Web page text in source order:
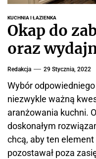
KUCHNIA I ŁAZIENKA
Okap do
oraz
Redakcja 29 Stycznia, 2022
Wybór
niezwykle ważną
aranżowania kuchni.
doskonałym
chcą, aby ten
pozostawał poza